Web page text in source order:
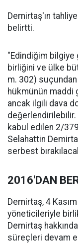
Demirtaş'ın
belirtti.
"Edindiğim bilgiye
birliğini ve ülke
m. 302)
hükmünün maddi
ancak ilgili dava
değerlendirilebilir.
kabul edilen 2/
Selahattin
serbest
2016'DAN
Demirtaş, 4
yöneticileriyle
Demirtaş
süreçleri devam